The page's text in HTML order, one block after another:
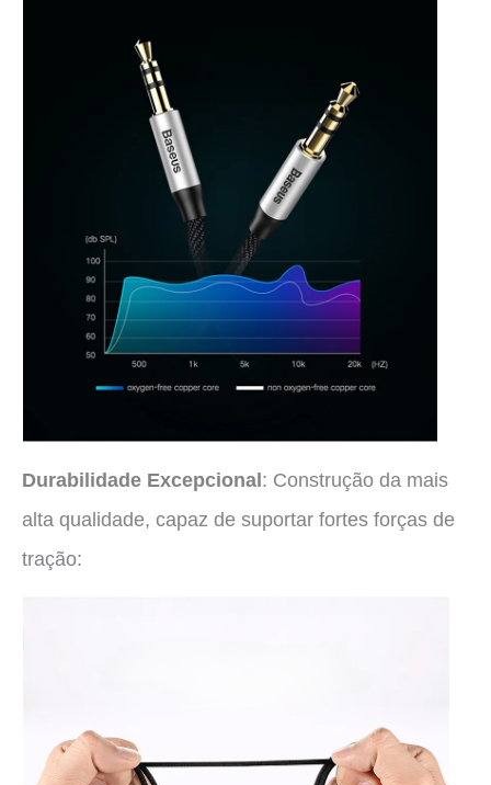
Durabilidade Excepcional: Construção da mais
alta qualidade, capaz de suportar fortes forças de
tração: